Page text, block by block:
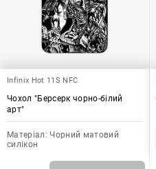
Infinix Hot 11S NFC
Чохол "Берсерк чорно-білий
арт"
Матеріал: Чорний матовий
силікон